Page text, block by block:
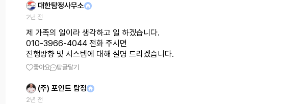
대한탐정사무소
2년 전
제 가족의 일이라 생각하고 일 하겠습니다.
010-3966-4044 전화 주시면
진행방향 및 시스템에 대해 설명 드리겠습니다.
좋아요 답글달기
(주) 포인트 탐정
2년 전